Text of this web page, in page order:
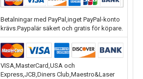
Betalningar med PayPal,inget PayPal-konto
krävs.Paypalär säkert och gratis för köpare.
VISA,MasterCard,USA och
Express,JCB,Diners Club,Maestro&Laser